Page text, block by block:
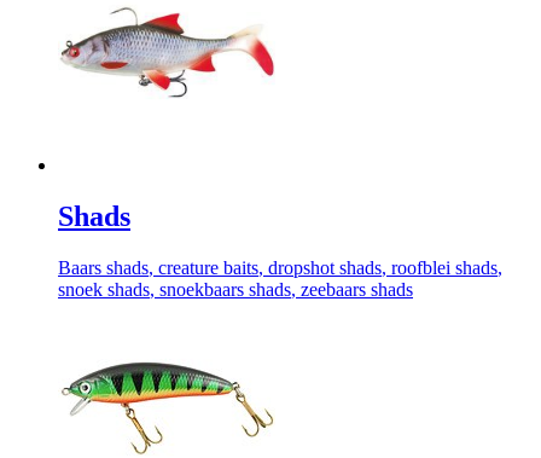
Shads
Baars shads, creature baits, dropshot shads, roofblei shads,
snoek shads, snoekbaars shads, zeebaars shads